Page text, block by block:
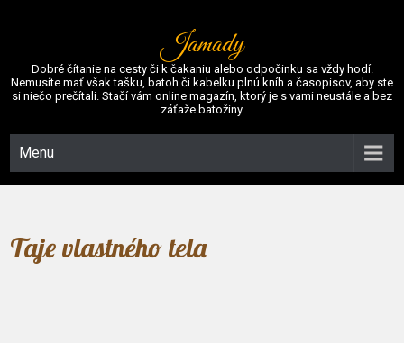
Jamady
Dobré čítanie na cesty či k čakaniu alebo odpočinku sa vždy hodí.
Nemusíte mať však tašku, batoh či kabelku plnú kníh a časopisov, aby ste
si niečo prečítali. Stačí vám online magazín, ktorý je s vami neustále a bez
záťaže batožiny.
Menu
Taje vlastného tela